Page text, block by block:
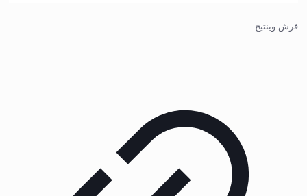
فرش وینتیج